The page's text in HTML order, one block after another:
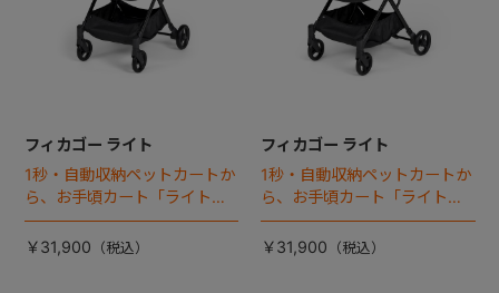
フィカゴー ライト
1秒・自動収納ペットカートか
ら、お手頃カート「ライト」
が登場！
￥31,900
フィカゴー ライト
1秒・自動収納ペットカートか
ら、お手頃カート「ライト」
が登場！
￥31,900